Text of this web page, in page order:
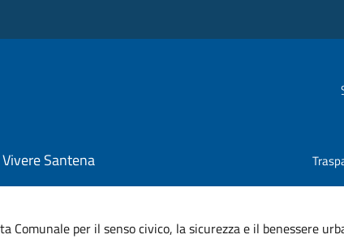
Vivere Santena
Comunale per il senso civico, la sicurezza e il benessere